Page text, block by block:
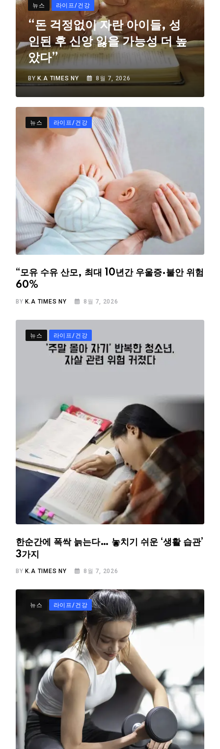
뉴스 라이프/건강
“돈 걱정없이 자란 아이들, 성
인된 후 신앙 잃을 가능성 더 높
았다”
BY K.A TIMES NY 8월 7, 2026
뉴스 라이프/건강
“모유 수유 산모, 최대 10년간 우울증·불안 위험
60%
BY K.A TIMES NY 8월 7, 2026
뉴스 라이프/건강
한순간에 폭싹 늙는다… 놓치기 쉬운 ‘생활 습관’
3가지
BY K.A TIMES NY 8월 7, 2026
뉴스 라이프/건강